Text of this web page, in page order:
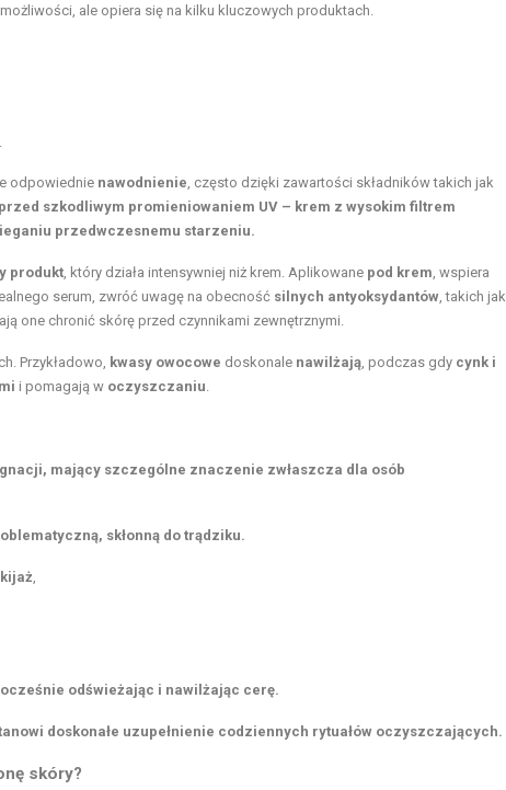
ale opiera się na kilku kluczowych produktach.
odpowiednie nawodnienie , często dzięki zawartości składników takich jak
szkodliwym promieniowaniem UV – krem z wysokim filtrem
przedwczesnemu starzeniu.
produkt , który działa intensywniej niż krem. Aplikowane pod krem , wspiera
serum, zwróć uwagę na obecność silnych antyoksydantów , takich jak
one chronić skórę przed czynnikami zewnętrznymi.
Przykładowo, kwasy owocowe doskonale nawilżają , podczas gdy cynk i
i pomagają w oczyszczaniu
mający szczególne znaczenie zwłaszcza dla osób
skłonną do trądziku.
odświeżając i nawilżając cerę.
doskonałe uzupełnienie codziennych rytuałów oczyszczających.
skóry?